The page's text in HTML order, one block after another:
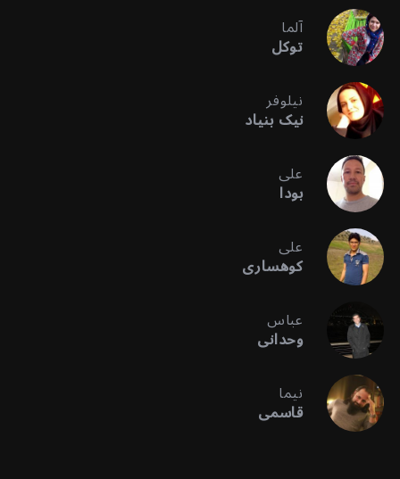
آلما
توکل
نیلوفر
نیک بنیاد
علی
بودا
علی
کوهساری
عباس
وحدانی
نیما
قاسمی